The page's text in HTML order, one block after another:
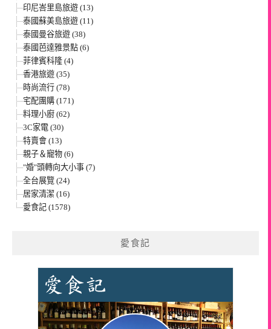
印尼峇里島旅遊 (13)
泰國蘇美島旅遊 (11)
泰國曼谷旅遊 (38)
泰國芭達雅景點 (6)
菲律賓科隆 (4)
香港旅遊 (35)
時尚流行 (78)
宅配團購 (171)
料理小廚 (62)
3C家電 (30)
特賣會 (13)
親子＆寵物 (6)
"婚"頭轉向大小事 (7)
全台展覽 (24)
居家清潔 (16)
愛食記 (1578)
愛食記